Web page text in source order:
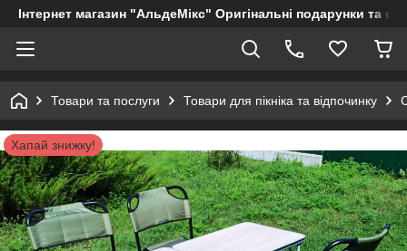
Інтернет магазин "АльдеМікс" Оригінальні подарунки та
Товари та послуги Товари для пікніка та відпочинку
Хапай знижку!